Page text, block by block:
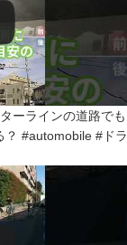
ーラインの道路でも
？ #automobile #ドラ